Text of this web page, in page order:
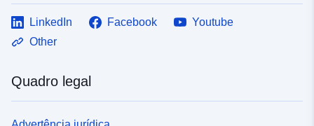
LinkedIn Facebook
Youtube
Other
Quadro legal